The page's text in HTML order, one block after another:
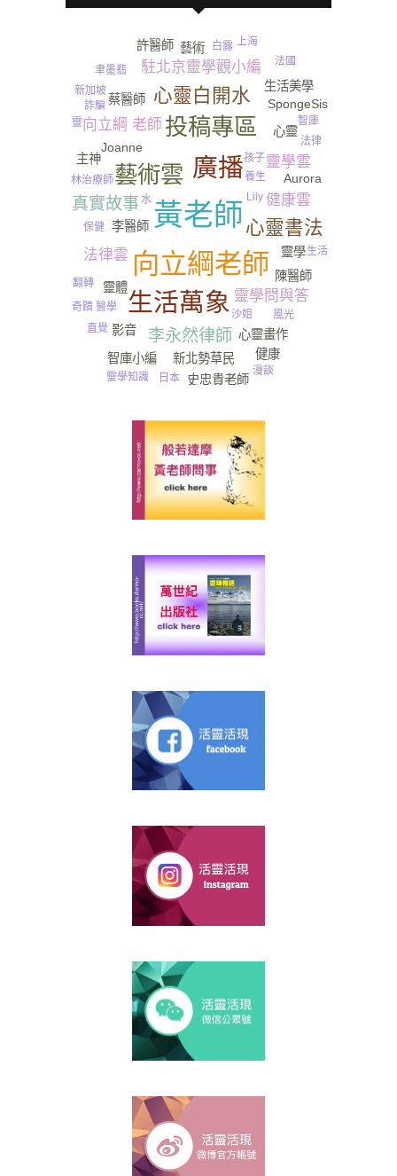
黃老師
向立綱老師
廣播
生活萬象
投稿專區
藝術雲
心靈白開水
心靈書法
李永然律師
真實故事 健康雲
靈學問與答
駐北京靈學觀小編
靈學雲
向立綱 老師
法律雲
心靈
李醫師
靈體
Joanne
新北勢草民
靈學
蔡醫師
心靈畫作
SpongeSis
主神
影音
史忠貴老師
生活美學
Aurora
健康
陳醫師
藝術
許醫師
智庫小編
林治療師 養生
保健
上海
Lily
白露
翻轉
沙姐
醫學
聿墨翡
風光
生活
法律
新加坡
靈學知識
孩子
直覺
智庫
漫談
法國
詐騙
靈
奇蹟
日本
水